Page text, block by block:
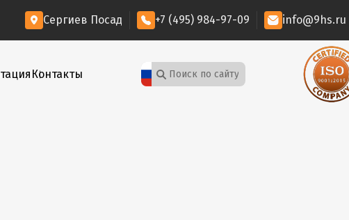
Сергиев Посад +7 (495) 984-97-09 info@9hs.ru
Контакты